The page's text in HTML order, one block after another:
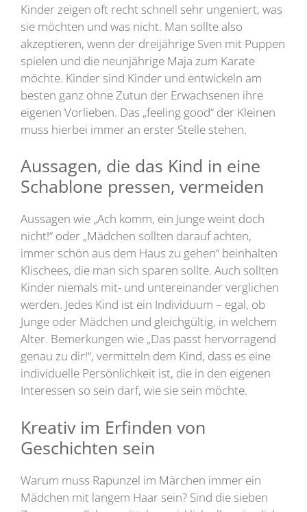
Kinder zeigen oft recht schnell sehr ungeniert, was
sie möchten und was nicht. Man sollte also
akzeptieren, wenn der dreijährige Sven mit Puppen
spielen und die neunjährige Maja zum Karate
möchte. Kinder sind Kinder und entwickeln am
besten ganz ohne Zutun der Erwachsenen ihre
eigenen Vorlieben. Das „feeling good“ der Kleinen
muss hierbei immer an erster Stelle stehen.
Aussagen, die das Kind in eine
Schablone pressen, vermeiden
Aussagen wie „Ach komm, ein Junge weint doch
nicht!“ oder „Mädchen sollten darauf achten,
immer schön aus dem Haus zu gehen“ beinhalten
Klischees, die man sich sparen sollte. Auch sollten
Kinder niemals mit- und untereinander verglichen
werden. Jedes Kind ist ein Individuum – egal, ob
Junge oder Mädchen und gleichgültig, in welchem
Alter. Bemerkungen wie „Das passt hervorragend
genau zu dir!“, vermitteln dem Kind, dass es eine
individuelle Persönlichkeit ist, die in den eigenen
Interessen so sein darf, wie sie sein möchte.
Kreativ im Erfinden von
Geschichten sein
Warum muss Rapunzel im Märchen immer ein
Mädchen mit langem Haar sein? Sind die sieben